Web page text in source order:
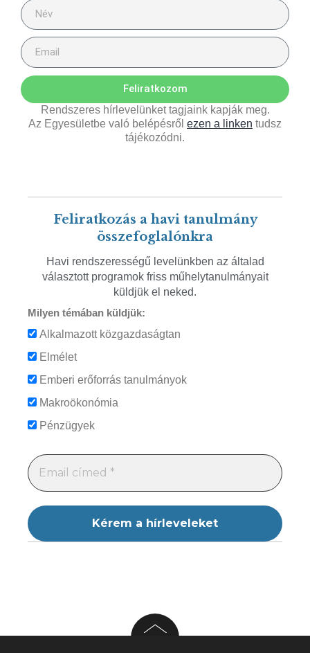
Feliratkozom
Rendszeres hírlevelünket tagjaink kapják meg.
Az Egyesületbe való belépésről ezen a linken tudsz
tájékozódni.
Feliratkozás a havi tanulmány
összefoglalónkra
Havi rendszerességű levelünkben az általad
választott programok friss műhelytanulmányait
küldjük el neked.
Milyen témában küldjük:
Alkalmazott közgazdaságtan
Elmélet
Emberi erőforrás tanulmányok
Makroökonómia
Pénzügyek